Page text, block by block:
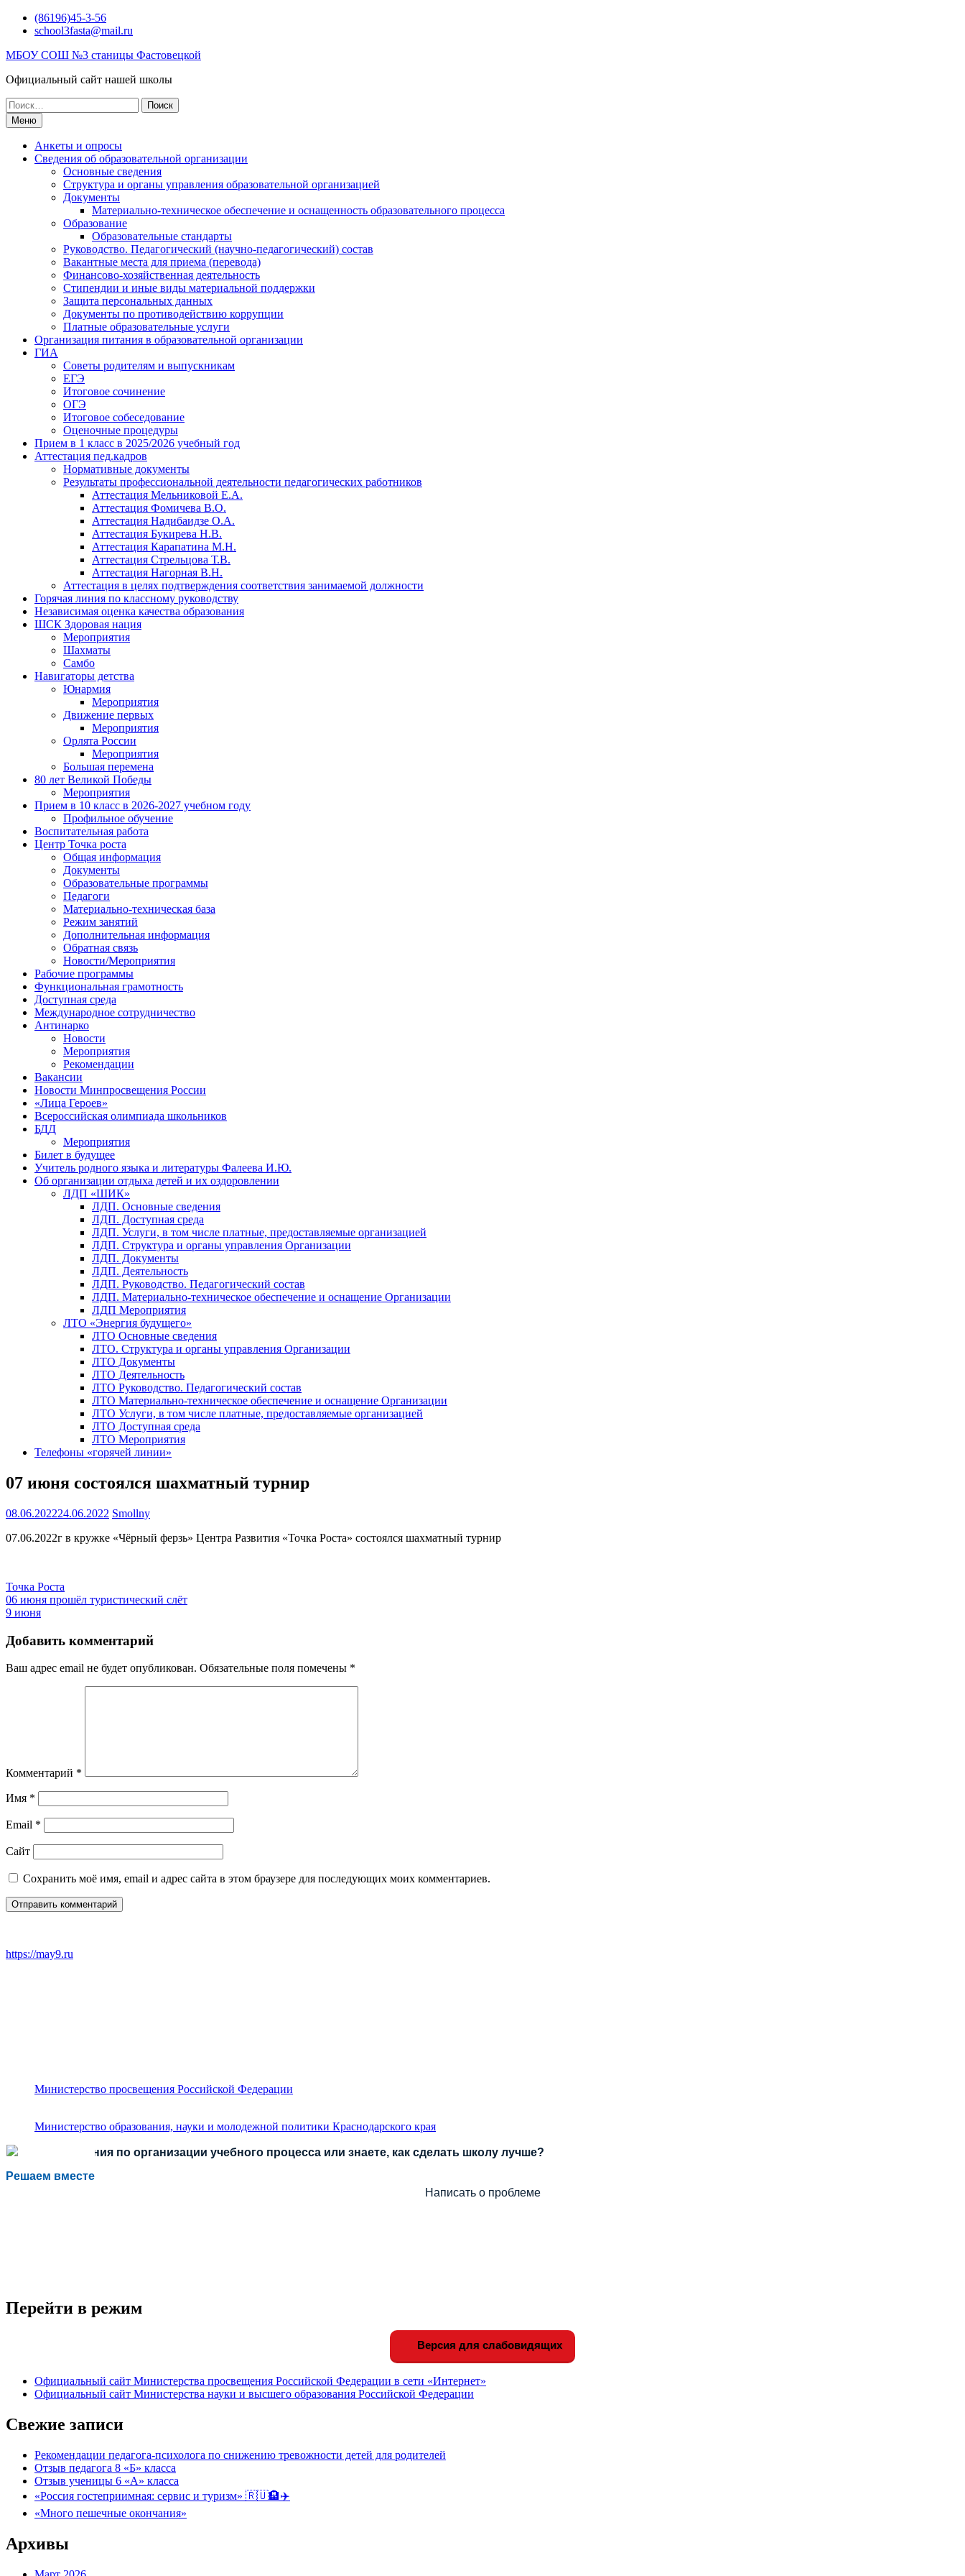
Перейти(86196)45-3-56
school3fasta@mail.ru
МБОУ СОШ №3 станицы Фастовецкой
Официальный сайт нашей школы
Поиск
по:Меню
Анкеты и опросы
Сведения об образовательной организации
Основные сведения
Структура и органы управления образовательной организацией
Документы
Материально-техническое обеспечение и оснащенность образовательного процесса
Образование
Образовательные стандарты
Руководство. Педагогический (научно-педагогический) состав
Вакантные места для приема (перевода)
Финансово-хозяйственная деятельность
Стипендии и иные виды материальной поддержки
Защита персональных данных
Документы по противодействию коррупции
Платные образовательные услуги
Организация питания в образовательной организации
ГИА
Советы родителям и выпускникам
ЕГЭ
Итоговое сочинение
ОГЭ
Итоговое собеседование
Оценочные процедуры
Прием в 1 класс в 2025/2026 учебный год
Аттестация пед.кадров
Нормативные документы
Результаты профессиональной деятельности педагогических работников
Аттестация Мельниковой Е.А.
Аттестация Фомичева В.О.
Аттестация Надибаидзе О.А.
Аттестация Букирева Н.В.
Аттестация Карапатина М.Н.
Аттестация Стрельцова Т.В.
Аттестация Нагорная В.Н.
Аттестация в целях подтверждения соответствия занимаемой должности
Горячая линия по классному руководству
Независимая оценка качества образования
ШСК Здоровая нация
Мероприятия
Шахматы
Самбо
Навигаторы детства
Юнармия
Мероприятия
Движение первых
Мероприятия
Орлята России
Мероприятия
Большая перемена
80 лет Великой Победы
Мероприятия
Прием в 10 класс в 2026-2027 учебном году
Профильное обучение
Воспитательная работа
Центр Точка роста
Общая информация
Документы
Образовательные программы
Педагоги
Материально-техническая база
Режим занятий
Дополнительная информация
Обратная связь
Новости/Мероприятия
Рабочие программы
Функциональная грамотность
Доступная среда
Международное сотрудничество
Антинарко
Новости
Мероприятия
Рекомендации
Вакансии
Новости Минпросвещения России
«Лица Героев»
Всероссийская олимпиада школьников
БДД
Мероприятия
Билет в будущее
Учитель родного языка и литературы Фалеева И.Ю.
Об организации отдыха детей и их оздоровлении
ЛДП «ШИК»
ЛДП. Основные сведения
ЛДП. Доступная среда
ЛДП. Услуги, в том числе платные, предоставляемые организацией
ЛДП. Структура и органы управления Организации
ЛДП. Документы
ЛДП. Деятельность
ЛДП. Руководство. Педагогический состав
ЛДП. Материально-техническое обеспечение и оснащение Организации
ЛДП Мероприятия
ЛТО «Энергия будущего»
ЛТО Основные сведения
ЛТО. Структура и органы управления Организации
ЛТО Документы
ЛТО Деятельность
ЛТО Руководство. Педагогический состав
ЛТО Материально-техническое обеспечение и оснащение Организации
ЛТО Услуги, в том числе платные, предоставляемые организацией
ЛТО Доступная среда
ЛТО Мероприятия
Телефоны «горячей линии»
07 июня состоялся шахматный турнир
08.06.202224.06.2022 Smollny
07.06.2022г в кружке «Чёрный ферзь» Центра Развития «Точка Роста» состоялся шахматный турнир
Точка Роста
Навигация
по
записям
06 июня прошёл туристический слёт
9 июня
Добавить комментарий
Ваш адрес email не будет опубликован. Обязательные поля помечены *
Комментарий *
Имя *
Email *
Сайт
Сохранить моё имя, email и адрес сайта в этом браузере для последующих моих комментариев.
https://may9.ru
Министерство просвещения Российской Федерации
Министерство образования, науки и молодежной политики Краснодарского края
Решаем вместе
Есть предложения по организации учебного процесса или знаете, как сделать школу лучше?
Написать о проблеме
Перейти в режим
Версия для слабовидящих
Официальный сайт Министерства просвещения Российской Федерации в сети «Интернет»
Официальный сайт Министерства науки и высшего образования Российской Федерации
Свежие записи
Рекомендации педагога-психолога по снижению тревожности детей для родителей
Отзыв педагога 8 «Б» класса
Отзыв ученицы 6 «А» класса
«Россия гостеприимная: сервис и туризм» 🇷🇺🏨✈️
«Много пешечные окончания»
Архивы